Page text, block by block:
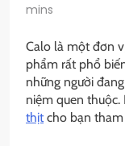
mins
Calo là một đơn
phẩm rất phổ
những người
niệm quen
thịt cho bạn